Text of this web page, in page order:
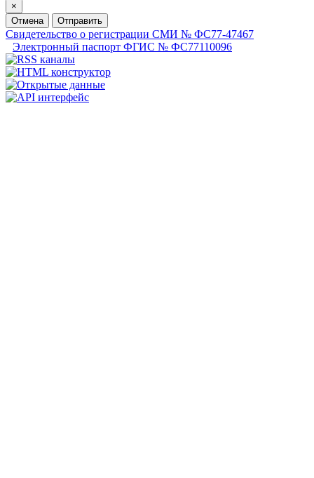
×
Отмена
Отправить
Свидетельство о регистрации СМИ № ФС77-47467
Электронный паспорт ФГИС № ФС77110096